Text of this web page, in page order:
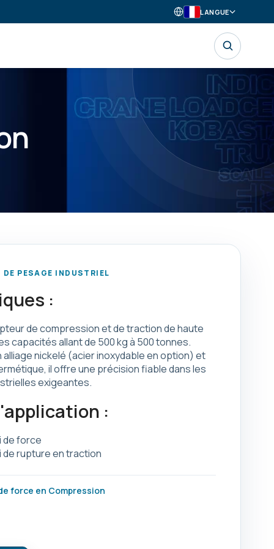
LANGUE
PESAGE INDUSTRIEL
:
de compression et de traction de haute
capacités allant de 500 kg à 500 tonnes.
alliage nickelé (acier inoxydable en option) et
il offre une précision fiable dans les
exigeantes.
:
de force
de rupture en traction
force en Compression